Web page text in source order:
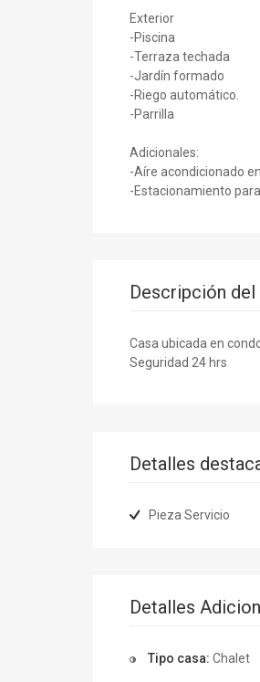
Exterior
-Piscina
-Terraza techada
-Jardín formado
-Riego automático.
-Parrilla
Adicionales:
-Aíre acondicionado
-Estacionamiento
Descripción del
Casa ubicada en
Seguridad 24 hrs
Detalles
Pieza Servicio
Detalles
Tipo casa: Chalet